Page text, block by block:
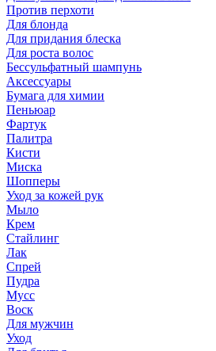
Против перхоти
Для блонда
Для придания блеска
Для роста волос
Бессульфатный шампунь
Аксессуары
Бумага для химии
Пеньюар
Фартук
Палитра
Кисти
Миска
Шопперы
Уход за кожей рук
Мыло
Крем
Стайлинг
Лак
Спрей
Пудра
Мусс
Воск
Для мужчин
Уход